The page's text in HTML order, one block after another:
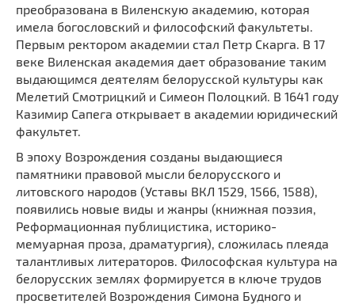
преобразована в Виленскую академию, которая
имела богословский и философский факультеты.
Первым ректором академии стал Петр Скарга. В 17
веке Виленская академия дает образование таким
выдающимся деятелям белорусской культуры как
Мелетий Смотрицкий и Симеон Полоцкий. В 1641 году
Казимир Сапега открывает в академии юридический
факультет.
В эпоху Возрождения созданы выдающиеся
памятники правовой мысли белорусского и
литовского народов (Уставы ВКЛ 1529, 1566, 1588),
появились новые виды и жанры (книжная поэзия,
Реформационная публицистика, историко-
мемуарная проза, драматургия), сложилась плеяда
талантливых литераторов. Философская культура на
белорусских землях формируется в ключе трудов
просветителей Возрождения Симона Будного и